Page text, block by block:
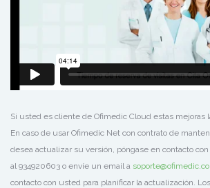
Si usted es cliente de Ofimedic Cloud estas mejoras
En caso de usar Ofimedic Net con contrato de
desea actualizar su versión, póngase en contacto
al 934920603 o envíe un email a
contacto con usted para planificar la actualización.